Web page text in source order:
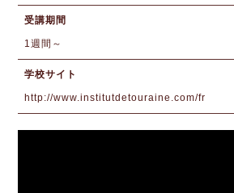
受講期間
1週間～
学校サイト
http://www.institutdetouraine.com/fr